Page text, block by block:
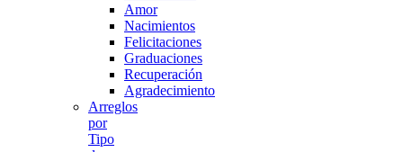
Amor
Nacimientos
Felicitaciones
Graduaciones
Recuperación
Agradecimiento
Arreglos
por
Tipo